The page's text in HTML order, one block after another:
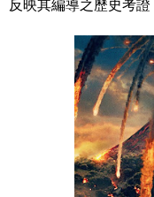
反映其編導之歷史考證